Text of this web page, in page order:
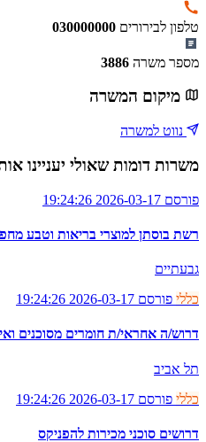
טלפון לבירורים 030000000
מספר משרה 3886
מיקום המשרה
נווט למשרה
משרות דומות שאולי יעניינו
פורסם 2026-03-17 19:24:26
רשת בוסתן למוצרי בריאות וטבע
גבעתיים
כללי פורסם 2026-03-17 19:24:26
דרוש/ה אחראי/ת חומרים מסוכנים
תל אביב
כללי פורסם 2026-03-17 19:24:26
דרושים סוכני מכירות להפניקס